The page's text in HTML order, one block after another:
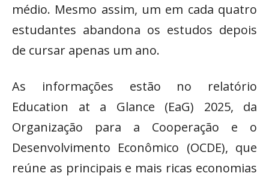
médio. Mesmo assim, um em cada quatro
estudantes abandona os estudos depois
de cursar apenas um ano.
As informações estão no relatório
Education at a Glance (EaG) 2025, da
Organização para a Cooperação e o
Desenvolvimento Econômico (OCDE), que
reúne as principais e mais ricas economias